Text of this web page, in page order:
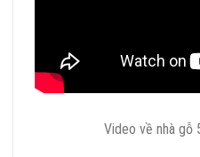
Video về nhà gỗ